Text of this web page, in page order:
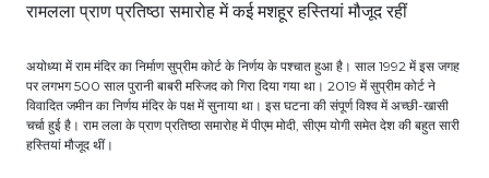
रामलला प्राण प्रतिष्ठा समारोह में कई मशहूर हस्तियां मौजूद रहीं
अयोध्या में राम मंदिर का निर्माण सुप्रीम कोर्ट के निर्णय के पश्चात हुआ है। साल 1992 में इस जगह
पर लगभग 500 साल पुरानी बाबरी मस्जिद को गिरा दिया गया था। 2019 में सुप्रीम कोर्ट ने
विवादित जमीन का निर्णय मंदिर के पक्ष में सुनाया था। इस घटना की संपूर्ण विश्व में अच्छी-खासी
चर्चा हुई है। राम लला के प्राण प्रतिष्ठा समारोह में पीएम मोदी, सीएम योगी समेत देश की बहुत सारी
हस्तियां मौजूद थीं।